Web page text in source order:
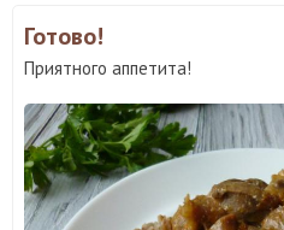
Готово!
Приятного аппетита!